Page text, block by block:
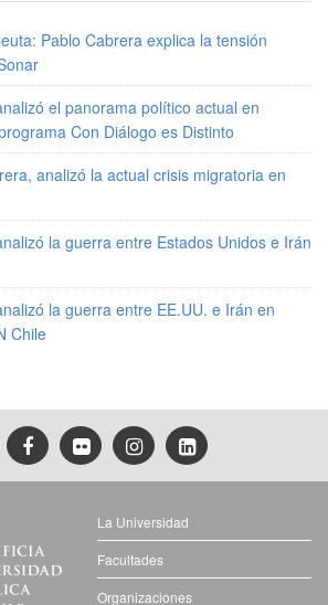
Pablo Cabrera explica la tensión
el panorama político actual en
Con Diálogo es Distinto
analizó la actual crisis migratoria en
la guerra entre Estados Unidos e Irán
la guerra entre EE.UU. e Irán en
Chile
La Universidad
Facultades
Organizaciones